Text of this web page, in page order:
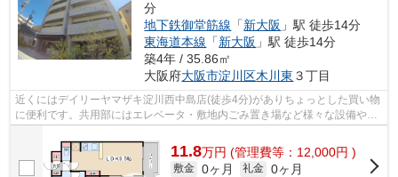
分
地下鉄御堂筋線 「新大阪 」駅 徒歩14分
東海道本線 「新大阪 」駅 徒歩14分
築4年 / 35.86㎡
大阪府大阪市淀川区木川東 ３丁目
近くにはデイリーヤマザキ淀川西中島店(徒歩4分)がありちょっとした買い物
に便利です。共用部にはエレベータ・敷地内ごみ置き場など様々な設備やサ
11.8万円 (管理費等：12,000円 )
敷金 0ヶ月 礼金 0ヶ月